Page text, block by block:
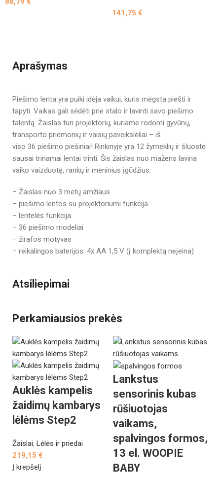
vištidė 18 vnt.
141,75 €
Aprašymas
Piešimo lenta yra puiki idėja vaikui, kuris mėgsta piešti ir
tapyti. Vaikas gali sėdėti prie stalo ir lavinti savo piešimo
talentą. Žaislas turi projektorių, kuriame rodomi gyvūnų,
transporto priemonių ir vaisių paveikslėliai – iš
viso 36 piešimo piešiniai! Rinkinyje yra 12 žymeklių ir šluostė
sausai trinamai lentai trinti. Šis žaislas nuo mažens lavina
vaiko vaizduotę, rankų ir meninius įgūdžius.
– Žaislas nuo 3 metų amžiaus
– piešimo lentos su projektoriumi funkcija
– lentelės funkcija
– 36 piešimo modeliai
– žirafos motyvas
– reikalingos baterijos: 4x AA 1,5 V (į komplektą neįeina)
Atsiliepimai
Perkamiausios prekės
Auklės kampelis
žaidimų kambarys
lėlėms Step2
Žaislai, Lėlės ir priedai
219,15 €
Į krepšelį
Lankstus
sensorinis kubas
rūšiuotojas
vaikams,
spalvingos formos,
13 el. WOOPIE
BABY